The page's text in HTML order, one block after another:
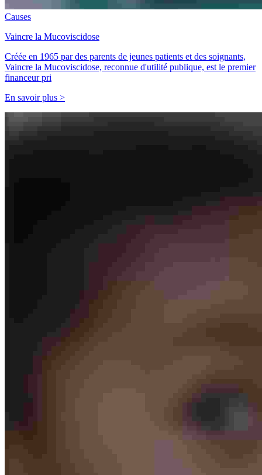
Causes
Vaincre la Mucoviscidose
Créée en 1965 par des parents de jeunes patients et des soignants,
Vaincre la Mucoviscidose, reconnue d'utilité publique, est le premier
financeur pri
En savoir plus >